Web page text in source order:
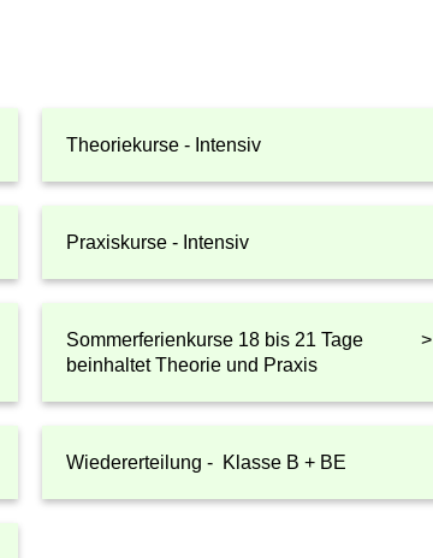
Theoriekurse - Intensiv
Praxiskurse - Intensiv
Sommerferienkurse 18 bis 21 Tage >
beinhaltet Theorie und Praxis
Wiedererteilung - Klasse B + BE